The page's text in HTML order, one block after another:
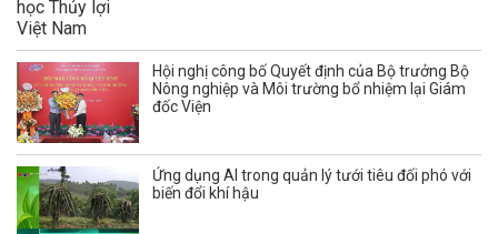
Hội nghị công bố Quyết định của Bộ trưởng Bộ
Nông nghiệp và Môi trường bổ nhiệm lại Giám
đốc Viện
Ứng dụng AI trong quản lý tưới tiêu đối phó với
biến đổi khí hậu